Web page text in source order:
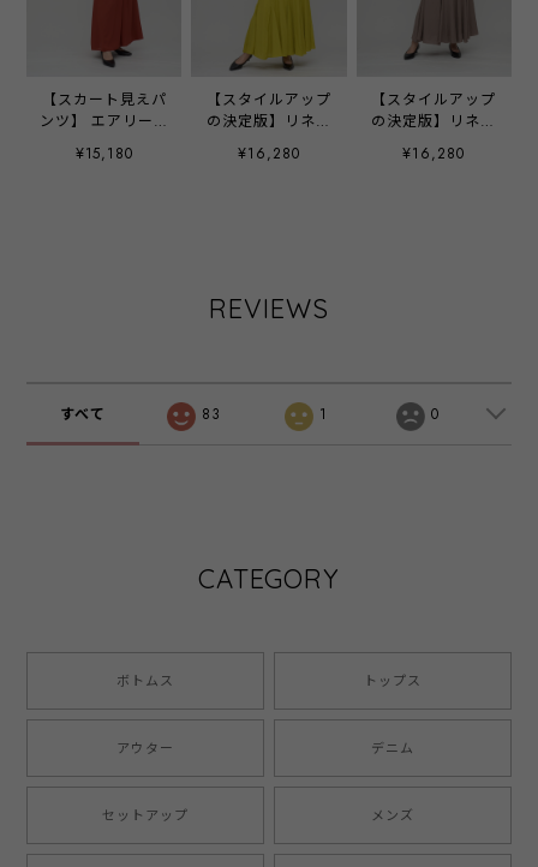
【スカート見えパ
ンツ】 エアリージ
ョーゼット＆シフ
ォン・スカーチョ
¥15,180
【スタイルアップ
の決定版】リネン
ライク・イレギュ
ラー切替えフレア
¥16,280
【スタイルアップ
の決定版】リネン
ライク・イレギュ
ラー切替えフレア
¥16,280
REVIEWS
すべて 83 1 0
CATEGORY
ボトムス トップス
アウター デニム
セットアップ メンズ